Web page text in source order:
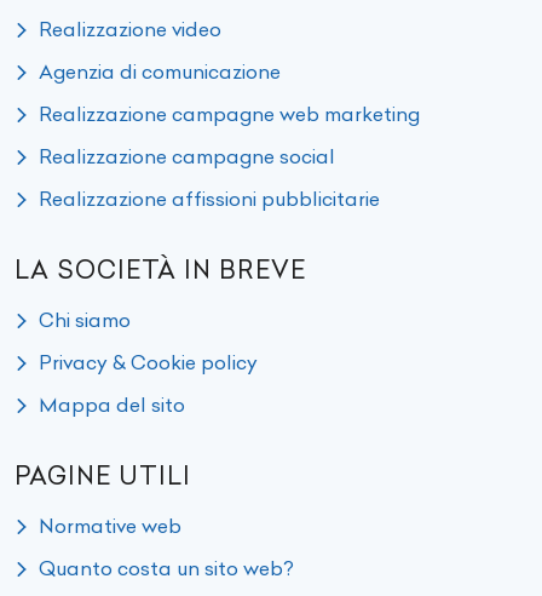
Realizzazione video
Agenzia di comunicazione
Realizzazione campagne web marketing
Realizzazione campagne social
Realizzazione affissioni pubblicitarie
LA SOCIETÀ IN BREVE
Chi siamo
Privacy & Cookie policy
Mappa del sito
PAGINE UTILI
Normative web
Quanto costa un sito web?